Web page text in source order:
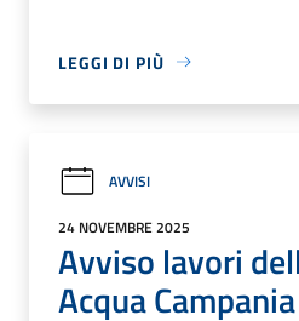
LEGGI DI PIÙ
AVVISI
24 NOVEMBRE 2025
Avviso lavori
Acqua